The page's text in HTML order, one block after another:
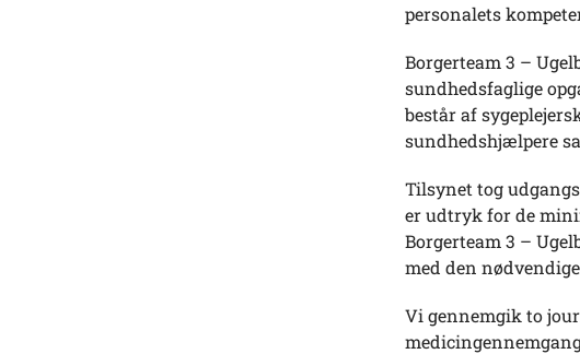
personalets
Borgerteam 3 –
sundhedsfaglige
består af
sundhedshjælpere
Tilsynet tog
er udtryk for de
Borgerteam 3 –
med den
Vi gennemgik to